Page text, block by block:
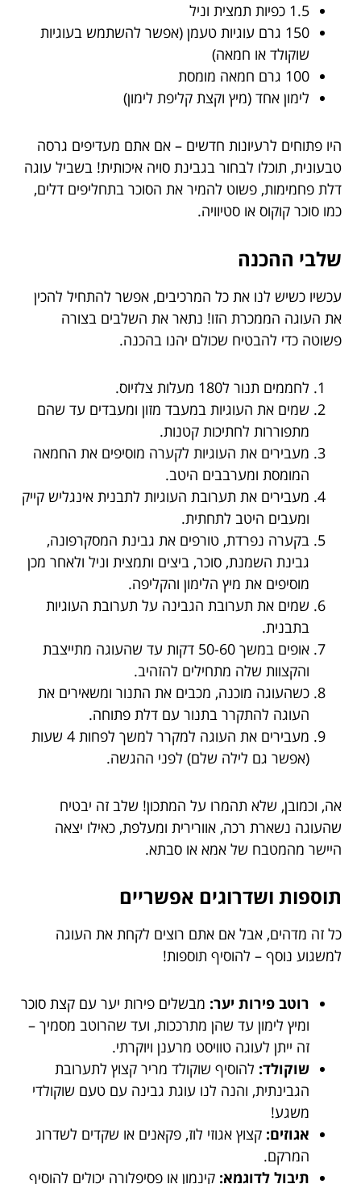
1.5 כפיות תמצית וניל
150 גרם עוגיות טעמן (אפשר להשתמש בעוגיות
שוקולד או חמאה)
100 גרם חמאה מומסת
לימון אחד (מיץ וקצת קליפת לימון)
היו פתוחים לרעיונות חדשים – אם אתם מעדיפים גרסה
טבעונית, תוכלו לבחור בגבינת סויה איכותית! בשביל עוגה
דלת פחמימות, פשוט להמיר את הסוכר בתחליפים דלים,
כמו סוכר קוקוס או סטיוויה.
שלבי ההכנה
עכשיו כשיש לנו את כל המרכיבים, אפשר להתחיל להכין
את העוגה הממכרת הזו! נתאר את השלבים בצורה
פשוטה כדי להבטיח שכולם יהנו בהכנה.
לחממים תנור ל180 מעלות צלזיוס.
שמים את העוגיות במעבד מזון ומעבדים עד שהם
מתפוררות לחתיכות קטנות.
מעבירים את העוגיות לקערה מוסיפים את החמאה
המומסת ומערבבים היטב.
מעבירים את תערובת העוגיות לתבנית אינגליש קייק
ומעבים היטב לתחתית.
בקערה נפרדת, טורפים את גבינת המסקרפונה,
גבינת השמנת, סוכר, ביצים ותמצית וניל ולאחר מכן
מוסיפים את מיץ הלימון והקליפה.
שמים את תערובת הגבינה על תערובת העוגיות
בתבנית.
אופים במשך 50-60 דקות עד שהעוגה מתייצבת
והקצוות שלה מתחילים להזהיב.
כשהעוגה מוכנה, מכבים את התנור ומשאירים את
העוגה להתקרר בתנור עם דלת פתוחה.
מעבירים את העוגה למקרר למשך לפחות 4 שעות
(אפשר גם לילה שלם) לפני ההגשה.
אה, וכמובן, שלא תהמרו על המתכון! שלב זה יבטיח
שהעוגה נשארת רכה, אוורירית ומעלפת, כאילו יצאה
היישר מהמטבח של אמא או סבתא.
תוספות ושדרוגים אפשריים
כל זה מדהים, אבל אם אתם רוצים לקחת את העוגה
למשגוע נוסף – להוסיף תוספות!
רוטב פירות יער: מבשלים פירות יער עם קצת סוכר
ומיץ לימון עד שהן מתרככות, ועד שהרוטב מסמיך –
זה ייתן לעוגה טוויסט מרענן ויוקרתי.
שוקולד: להוסיף שוקולד מריר קצוץ לתערובת
הגבינתית, והנה לנו עוגת גבינה עם טעם שוקולדי
משגע!
אגוזים: קצוץ אגוזי לוז, פקאנים או שקדים לשדרוג
המרקם.
תיבול לדוגמא: קינמון או פסיפלורה יכולים להוסיף